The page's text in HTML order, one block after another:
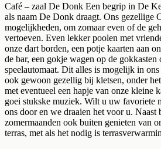
Café – zaal De Donk Een begrip in De
als naam De Donk draagt. Ons gezellige
mogelijkheden, om zomaar even of de
vertoeven. Even lekker poolen met
onze dart borden, een potje kaarten aan
de bar, een gokje wagen op de gokkasten
speelautomaat. Dit alles is mogelijk in
ook gewoon gezellig bij kletsen, onder
met eventueel een hapje van onze kleine
goei stukske muziek. Wilt u uw favoriete
ons door en we draaien het voor u. Naast
zomermaanden ook buiten genieten van
terras, met als het nodig is